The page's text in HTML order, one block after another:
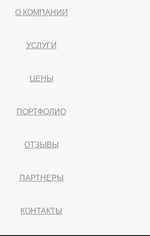
О КОМПАНИИ
УСЛУГИ
ЦЕНЫ
ПОРТФОЛИО
ОТЗЫВЫ
ПАРТНЕРЫ
КОНТАКТЫ